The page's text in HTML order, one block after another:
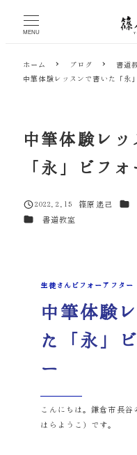
MENU
ホーム ブログ 書道
中筆体験レッスンで書いた「永
中筆体験レッ
「永」ビフ
投稿日
2022.2.15
篠原遙己 カ
カテゴリー
書道教室
生徒さんビフォーアフター
中筆体験
た「永」
ー
こんにちは。鎌倉市長
はらようこ）です。